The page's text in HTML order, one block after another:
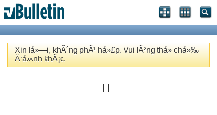
Xin lá»—i, khÃ´ng phÃ¹ há»£p. Vui lÃ²ng thá»­ chá»‰
Ä‘á»‹nh khÃ¡c.